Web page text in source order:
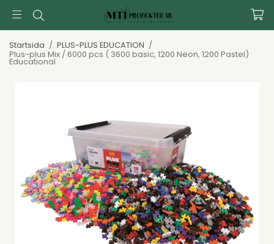
Startsida / PLUS-PLUS EDUCATION /
Plus-plus Mix / 6000 pcs ( 3600 basic, 1200 Neon, 1200 Pastel)
Educational